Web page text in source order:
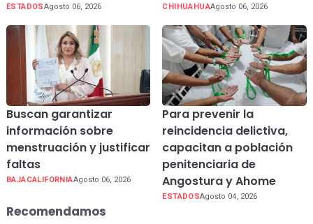
ESTADOSAgosto 06, 2026 CHIHUAHUAAgosto 06, 2026
Buscan garantizar
información sobre
menstruación y justificar
faltas
BAJACALIFORNIAAgosto 06, 2026
Para prevenir la
reincidencia delictiva,
capacitan a población
penitenciaria de
Angostura y Ahome
ESTADOSAgosto 04, 2026
Recomendamos